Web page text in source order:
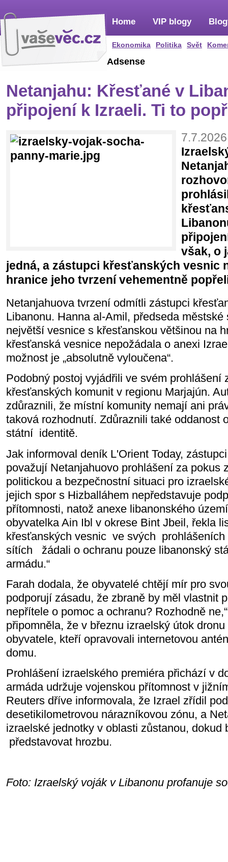
Home
Ekonomika Politika Svět
VIP blogy
Adsense
Netanjahu: Křesťané v
připojení k Izraeli. Ti to
však, o
jedná, a zástupci křesťanských vesnic
hranice jeho tvrzení vehementně
Netanjahuova tvrzení odmítli zástupci
Libanonu. Hanna al-Amil, předseda
největší vesnice s křesťanskou většinou na
křesťanská vesnice nepožádala o anexi
možnost je „absolutně vyloučena“.
Podobný postoj vyjádřili ve svém prohlášení
křesťanských komunit v regionu Marjajún.
zdůraznili, že místní komunity nemají ani
taková rozhodnutí. Zdůraznili také oddanost
státní identitě.
Jak informoval deník L'Orient Today,
považují Netanjahuovo prohlášení za pokus
politickou a bezpečnostní situaci pro
jejich spor s Hizballáhem nepředstavuje
přítomnosti, natož anexe libanonského
obyvatelka Ain Ibl v okrese Bint Jbeil, řekla
křesťanských vesnic ve svých
sítích
žádali o ochranu pouze libanonský
armádu.“
Farah dodala, že obyvatelé chtějí mír pro
podporují zásadu, že zbraně by měl vlastnit
nepřítele o pomoc a ochranu? Rozhodně
připomněla, že v březnu izraelský útok
obyvatele, kteří opravovali internetovou
domu.
Prohlášení izraelského premiéra přichází v
armáda udržuje vojenskou přítomnost v
Reuters dříve informovala, že Izrael zřídil
desetikilometrovou nárazníkovou zónu, a
izraelské jednotky v oblasti zůstanou, dokud
představovat hrozbu.
Foto: Izraelský voják v Libanonu profanuje